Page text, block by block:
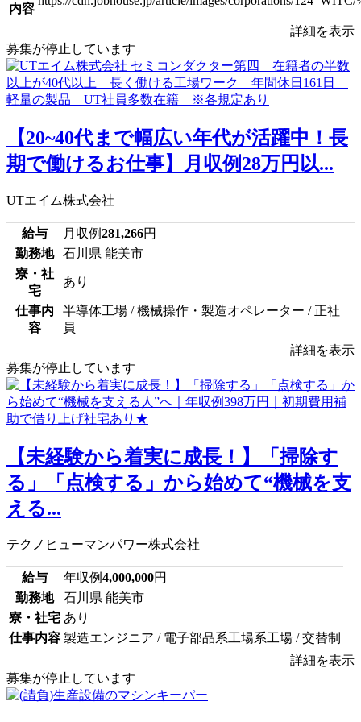
内容
詳細を表示
募集が停止しています
【20~40代まで幅広い年代が活躍中！長
期で働けるお仕事】月収例28万円以...
UTエイム株式会社
給与 月収例281,266円
勤務地
石川県 能美市
寮・社
宅
あり
仕事内
容
半導体工場 / 機械操作・製造オペレーター / 正社
員
詳細を表示
募集が停止しています
【未経験から着実に成長！】「掃除す
る」「点検する」から始めて“機械を支
える...
テクノヒューマンパワー株式会社
給与 年収例4,000,000円
勤務地
石川県 能美市
寮・社宅 あり
仕事内容 製造エンジニア / 電子部品系工場系工場 / 交替制
詳細を表示
募集が停止しています